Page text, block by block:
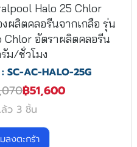
Halo 25 Chlor
งผลิตคลอรีนจากเกลือ รุ่น
Chlor อัตราผลิตคลอรีน
ม/ชั่วโมง
: SC-AC-HALO-25G
฿51,600
ว 3 ชิ้น
ลงตะกร้า